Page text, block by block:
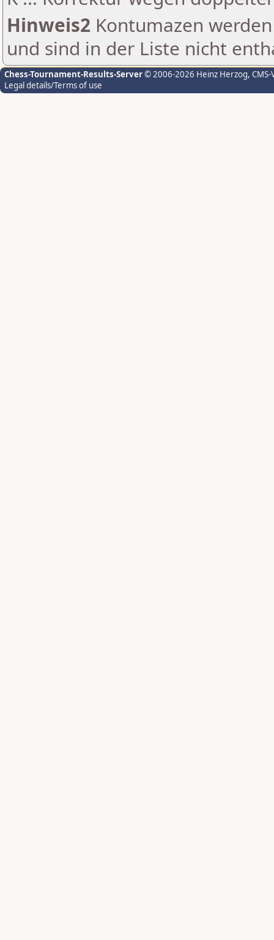
Hinweis2 Kontumazen
und sind in der Liste nicht
Chess-Tournament-Results-Server© 2006-2026 Heinz Herzog,
Legal details/Terms of use